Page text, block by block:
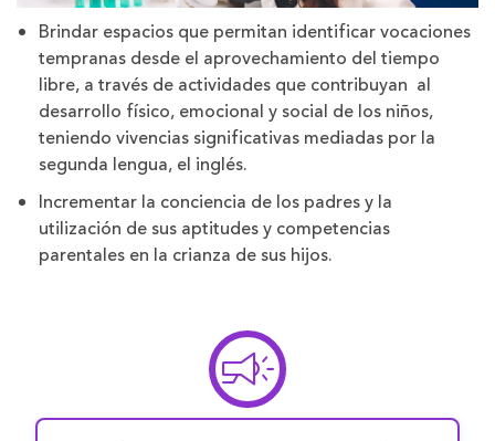
Brindar espacios que permitan identificar vocaciones
tempranas desde el aprovechamiento del tiempo
libre, a través de actividades que contribuyan al
desarrollo físico, emocional y social de los niños,
teniendo vivencias significativas mediadas por la
segunda lengua, el inglés.
Incrementar la conciencia de los padres y la
utilización de sus aptitudes y competencias
parentales en la crianza de sus hijos.